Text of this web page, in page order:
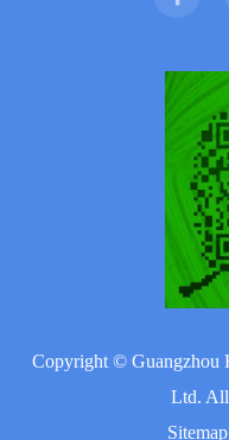
Copyright © Guangzhou
Ltd. All
Sitemap